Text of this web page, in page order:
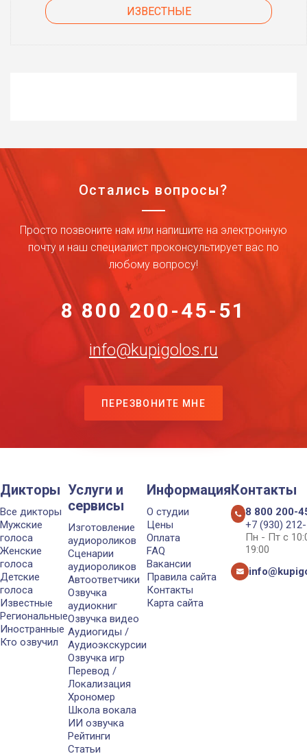
ИЗВЕСТНЫЕ
Остались вопросы?
Просто позвоните нам или напишите на электронную
почту и наш специалист проконсультирует вас по
любому вопросу!
8 800 200-45-51
info@kupigolos.ru
ПЕРЕЗВОНИТЕ МНЕ
Дикторы
Все дикторы
Мужские
голоса
Женские
голоса
Детские
голоса
Известные
Региональные
Иностранные
Кто озвучил
Услуги и
сервисы
Изготовление
аудиороликов
Сценарии
аудиороликов
Автоответчики
Озвучка
аудиокниг
Озвучка видео
Аудиогиды /
Аудиоэкскурсии
Озвучка игр
Перевод /
Локализация
Хрономер
Школа вокала
ИИ озвучка
Рейтинги
Статьи
Информация
О студии
Цены
Оплата
FAQ
Вакансии
Правила сайта
Контакты
Карта сайта
Контакты
8 800 200-
+7 (930)
Пн - Пт с
19:00